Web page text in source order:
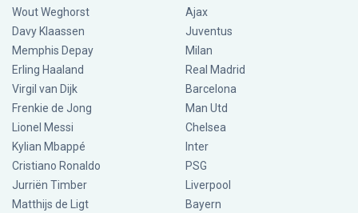
Wout Weghorst
Davy Klaassen
Memphis Depay
Erling Haaland
Virgil van Dijk
Frenkie de Jong
Lionel Messi
Kylian Mbappé
Cristiano Ronaldo
Jurriën Timber
Matthijs de Ligt
Ajax
Juventus
Milan
Real Madrid
Barcelona
Man Utd
Chelsea
Inter
PSG
Liverpool
Bayern